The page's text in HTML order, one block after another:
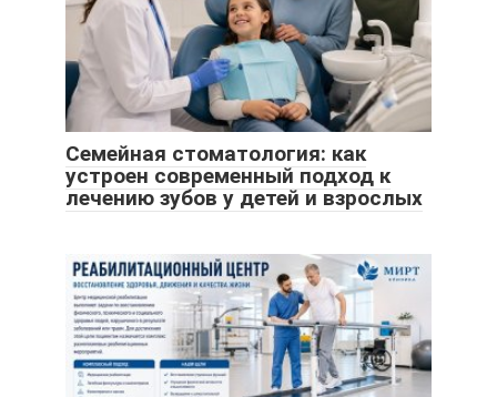
Семейная стоматология: как
устроен современный подход к
лечению зубов у детей и взрослых